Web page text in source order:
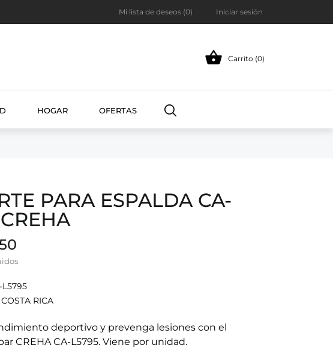
Mi lista de deseos (0) Iniciar sesión
 Carrito (0)
HOGAR OFERTAS
PARA ESPALDA CA-
L5795
RICA
deportivo y prevenga lesiones con el
CREHA CA-L5795. Viene por unidad.